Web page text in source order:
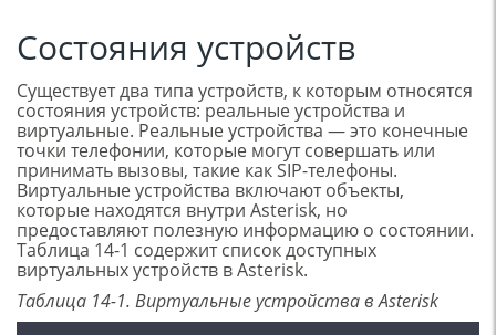
Состояния устройств
Существует два типа устройств, к которым относятся
состояния устройств: реальные устройства и
виртуальные. Реальные устройства — это конечные
точки телефонии, которые могут совершать или
принимать вызовы, такие как SIP-телефоны.
Виртуальные устройства включают объекты,
которые находятся внутри Asterisk, но
предоставляют полезную информацию о состоянии.
Таблица 14-1 содержит список доступных
виртуальных устройств в Asterisk.
Таблица 14-1. Виртуальные устройства в Asterisk